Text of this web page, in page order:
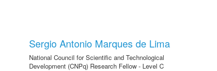
Sergio Antonio Marques de Lima
National Council for Scientific and Technological
Development (CNPq) Research Fellow - Level C